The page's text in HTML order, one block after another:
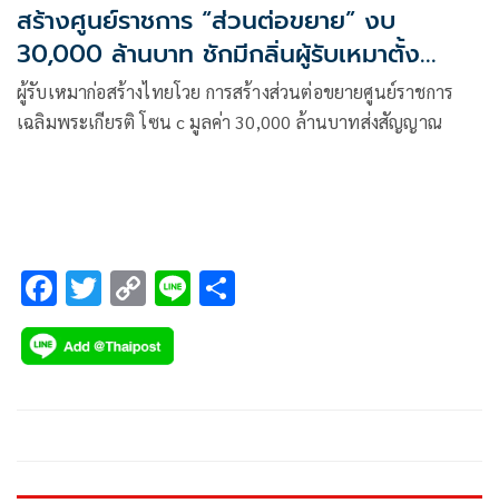
สร้างศูนย์ราชการ “ส่วนต่อขยาย” งบ
30,000 ล้านบาท ชักมีกลิ่นผู้รับเหมาตั้ง
คำถาม“ล็อคสเปก”หรือเปล่า
ผู้รับเหมาก่อสร้างไทยโวย การสร้างส่วนต่อขยายศูนย์ราชการ
เฉลิมพระเกียรติ โซน c มูลค่า 30,000 ล้านบาทส่งสัญญาณ
F
ac
e
T
wi
tt
C
o
p
Li